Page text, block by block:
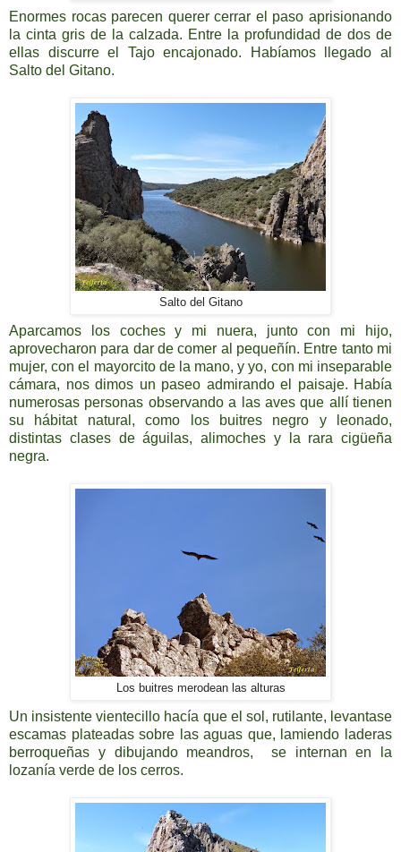
Enormes rocas parecen querer cerrar el paso aprisionando
la cinta gris de la calzada. Entre la profundidad de dos de
ellas discurre el Tajo encajonado. Habíamos llegado al
Salto del Gitano.
Salto del Gitano
Aparcamos los coches y mi nuera, junto con mi hijo,
aprovecharon para dar de comer al pequeñín. Entre tanto mi
mujer, con el mayorcito de la mano, y yo, con mi inseparable
cámara, nos dimos un paseo admirando el paisaje. Había
numerosas personas observando a las aves que allí tienen
su hábitat natural, como los buitres negro y leonado,
distintas clases de águilas, alimoches y la rara cigüeña
negra.
Los buitres merodean las alturas
Un insistente vientecillo hacía que el sol, rutilante, levantase
escamas plateadas sobre las aguas que, lamiendo laderas
berroqueñas y dibujando meandros, se internan en la
lozanía verde de los cerros.